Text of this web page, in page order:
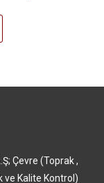
Çevre (Toprak ,
ve Kalite Kontrol)